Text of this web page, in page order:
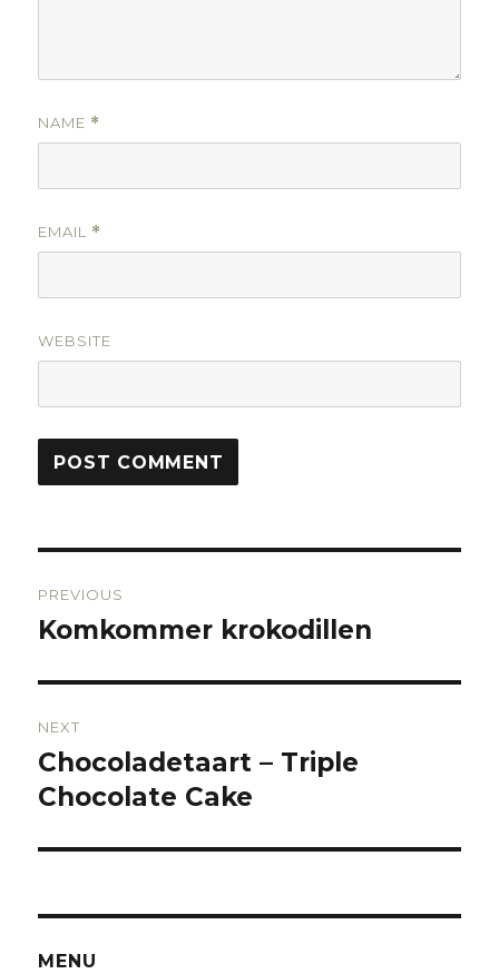
NAME *
EMAIL *
WEBSITE
navigation
PREVIOUS
Previous
Komkommer krokodillen
NEXT
Next
post:
Chocoladetaart – Triple
Chocolate Cake
MENU